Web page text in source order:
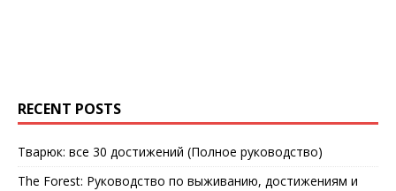
RECENT POSTS
Тварюк: все 30 достижений (Полное руководство)
The Forest: Руководство по выживанию, достижениям и